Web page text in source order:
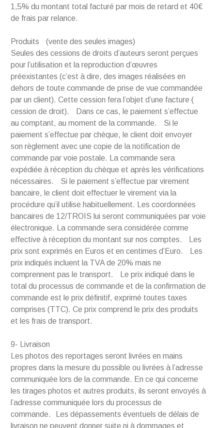
1,5% du montant total facturé par mois de retard et 40€
de frais par relance.
Produits (vente des seules images)
Seules des cessions de droits d’auteurs seront perçues
pour l’utilisation et la reproduction d’œuvres
préexistantes (c’est à dire, des images réalisées en
dehors de toute commande de prise de vue commandée
par un client). Cette cession fera l’objet d’une facture (
cession de droit). Dans ce cas, le paiement s’effectue
au comptant, au moment de la commande. Si le
paiement s’effectue par chèque, le client doit envoyer
son règlement avec une copie de la notification de
commande par voie postale. La commande sera
expédiée à réception du chèque et après les vérifications
nécessaires. Si le paiement s’effectue par virement
bancaire, le client doit effectuer le virement via la
procédure qu’il utilise habituellement. Les coordonnées
bancaires de 12/TROIS lui seront communiquées par voie
électronique. La commande sera considérée comme
effective à réception du montant sur nos comptes. Les
prix sont exprimés en Euros et en centimes d’Euro. Les
prix indiqués incluent la TVA de 20% mais ne
comprennent pas le transport. Le prix indiqué dans le
total du processus de commande et de la confirmation de
commande est le prix définitif, exprimé toutes taxes
comprises (TTC). Ce prix comprend le prix des produits
et les frais de transport.
9- Livraison
Les photos des reportages seront livrées en mains
propres dans la mesure du possible ou livrées à l’adresse
communiquée lors de la commande. En ce qui concerne
les tirages photos et autres produits, ils seront envoyés à
l’adresse communiquée lors du processus de
commande. Les dépassements éventuels de délais de
livraison ne peuvent donner suite ni à dommages et